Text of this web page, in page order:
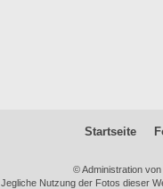
Startseite
© Administration
Jegliche Nutzung der Fotos dieser